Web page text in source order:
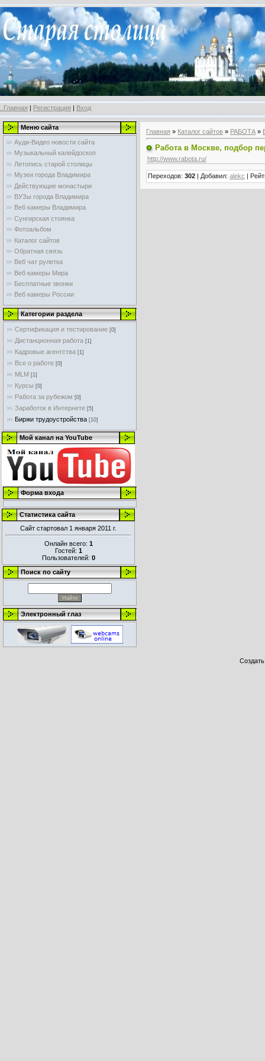
..Главная | Регистрация | Вход
Меню сайта
Ауди-Видео новости сайта
Музыкальный калейдоскоп
Летопись старой столицы
Музеи города Владимира
Действующие монастыри
ВУЗы города Владимира
Веб камеры Владимира
Сунгирская стоянка
Фотоальбом
Каталог сайтов
Обратная связь
Веб чат рулетка
Веб камеры Мира
Бесплатные звонки
Веб камеры России
Категории раздела
Сертификация и тестирование [0]
Дистанционная работа [1]
Кадровые агентства [1]
Все о работе [0]
MLM [1]
Курсы [0]
Работа за рубежом [0]
Заработок в Интернете [5]
Биржи трудоустройства [10]
Мой канал на YouTube
Форма входа
Статистика сайта
Сайт стартовал 1 января 2011 г.
Онлайн всего: 1
Гостей: 1
Пользователей: 0
Поиск по сайту
Электронный глаз
Главная » Каталог сайтов » РАБОТА »
Работа в Москве, подбор
http://www.rabota.ru/
Переходов: 302 | Добавил: alekc |